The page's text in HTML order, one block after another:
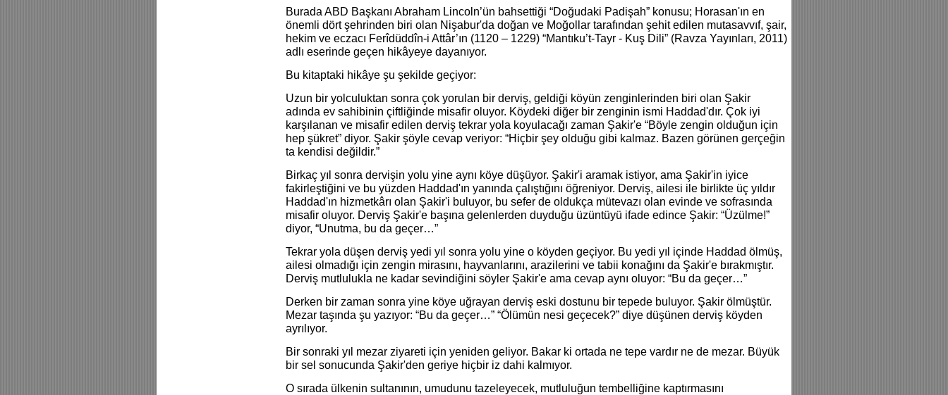
Burada ABD Başkanı Abraham Lincoln’ün bahsettiği “Doğudaki Padişah” konusu; Horasan'ın en
önemli dört şehrinden biri olan Nişabur'da doğan ve Moğollar tarafından şehit edilen mutasavvıf, şair,
hekim ve eczacı Ferîdüddîn-i Attâr’ın (1120 – 1229) “Mantıku’t-Tayr - Kuş Dili” (Ravza Yayınları, 2011)
adlı eserinde geçen hikâyeye dayanıyor.
Bu kitaptaki hikâye şu şekilde geçiyor:
Uzun bir yolculuktan sonra çok yorulan bir derviş, geldiği köyün zenginlerinden biri olan Şakir
adında ev sahibinin çiftliğinde misafir oluyor. Köydeki diğer bir zenginin ismi Haddad'dır. Çok iyi
karşılanan ve misafir edilen derviş tekrar yola koyulacağı zaman Şakir'e “Böyle zengin olduğun için
hep şükret” diyor. Şakir şöyle cevap veriyor: “Hiçbir şey olduğu gibi kalmaz. Bazen görünen gerçeğin
ta kendisi değildir.”
Birkaç yıl sonra dervişin yolu yine aynı köye düşüyor. Şakir'i aramak istiyor, ama Şakir'in iyice
fakirleştiğini ve bu yüzden Haddad'ın yanında çalıştığını öğreniyor. Derviş, ailesi ile birlikte üç yıldır
Haddad'ın hizmetkârı olan Şakir'i buluyor, bu sefer de oldukça mütevazı olan evinde ve sofrasında
misafir oluyor. Derviş Şakir'e başına gelenlerden duyduğu üzüntüyü ifade edince Şakir: “Üzülme!”
diyor, “Unutma, bu da geçer…”
Tekrar yola düşen derviş yedi yıl sonra yolu yine o köyden geçiyor. Bu yedi yıl içinde Haddad ölmüş,
ailesi olmadığı için zengin mirasını, hayvanlarını, arazilerini ve tabii konağını da Şakir'e bırakmıştır.
Derviş mutlulukla ne kadar sevindiğini söyler Şakir'e ama cevap aynı oluyor: “Bu da geçer…”
Derken bir zaman sonra yine köye uğrayan derviş eski dostunu bir tepede buluyor. Şakir ölmüştür.
Mezar taşında şu yazıyor: “Bu da geçer…” “Ölümün nesi geçecek?” diye düşünen derviş köyden
ayrılıyor.
Bir sonraki yıl mezar ziyareti için yeniden geliyor. Bakar ki ortada ne tepe vardır ne de mezar. Büyük
bir sel sonucunda Şakir'den geriye hiçbir iz dahi kalmıyor.
O sırada ülkenin sultanının, umudunu tazeleyecek, mutluluğun tembelliğine kaptırmasını